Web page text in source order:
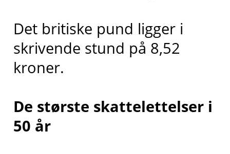
Det britiske pund ligger i
skrivende stund på 8,52
kroner.
De største skattelettelser i
50 år